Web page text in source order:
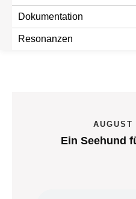
Dokumentation
Resonanzen
Ein Seehund